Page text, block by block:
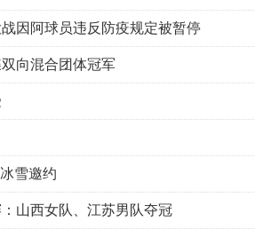
因阿球员违反防疫规定被暂停
向混合团体冠军
雪邀约
山西女队、江苏男队夺冠